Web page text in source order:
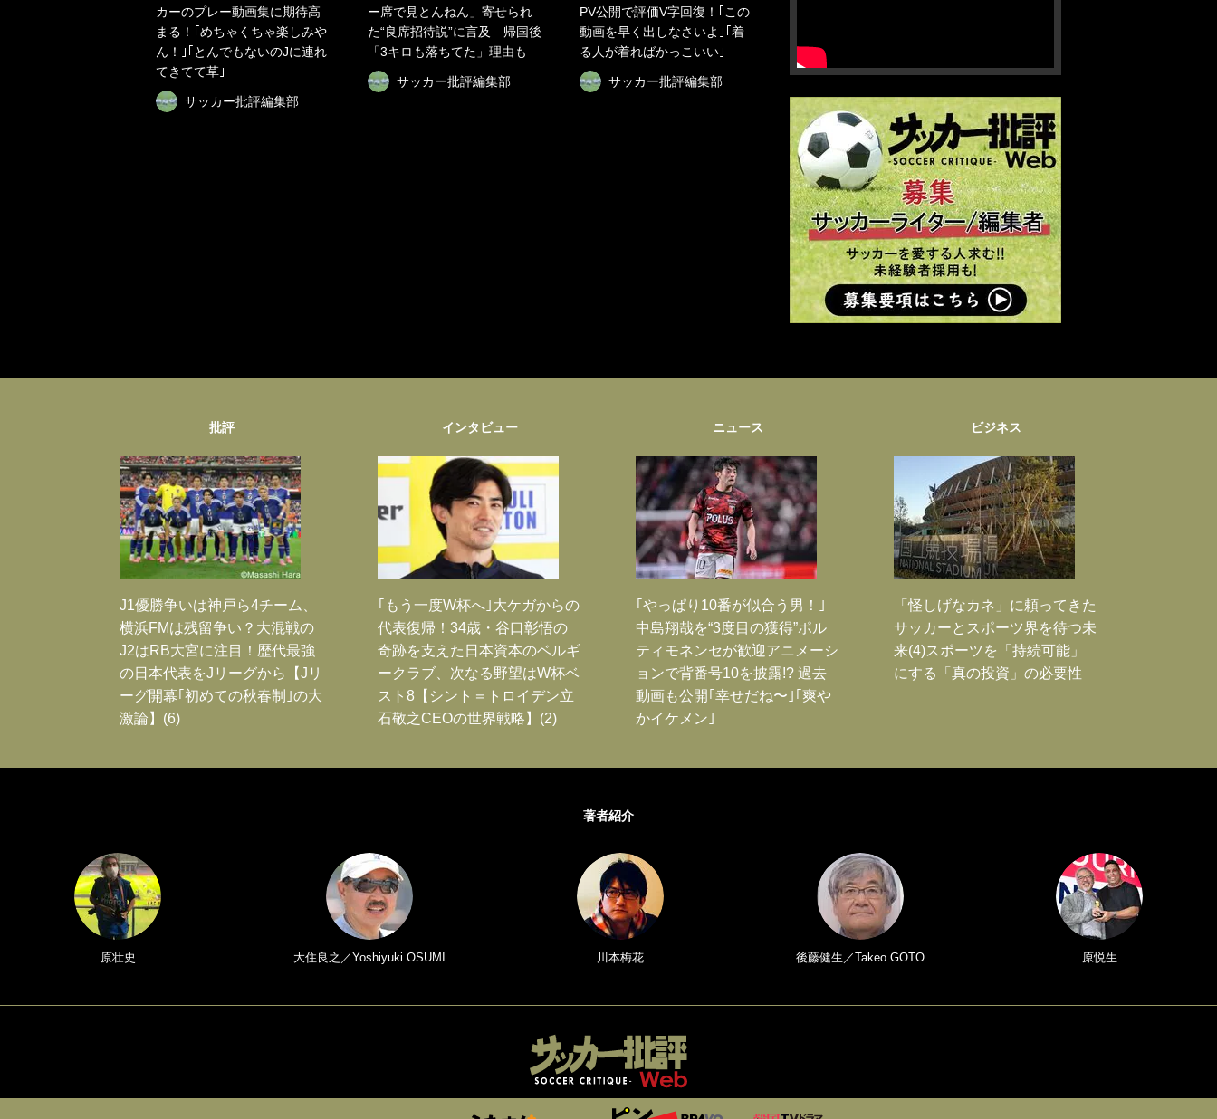
カーのプレー動画集に期待高
まる！｢めちゃくちゃ楽しみや
ん！｣｢とんでもないのJに連れ
てきてて草｣
サッカー批評編集部
ー席で見とんねん」寄せられ
た“良席招待説”に言及 帰国後
「3キロも落ちてた」理由も
サッカー批評編集部
PV公開で評価V字回復！｢この
動画を早く出しなさいよ｣｢着
る人が着ればかっこいい｣
サッカー批評編集部
批評
J1優勝争いは神戸ら4チーム、
横浜FMは残留争い？大混戦の
J2はRB大宮に注目！歴代最強
の日本代表をJリーグから【Jリ
ーグ開幕｢初めての秋春制｣の大
激論】(6)
インタビュー
｢もう一度W杯へ｣大ケガからの
代表復帰！34歳・谷口彰悟の
奇跡を支えた日本資本のベルギ
ークラブ、次なる野望はW杯ベ
スト8【シント＝トロイデン立
石敬之CEOの世界戦略】(2)
ニュース
｢やっぱり10番が似合う男！｣
中島翔哉を“3度目の獲得”ポル
ティモネンセが歓迎アニメーシ
ョンで背番号10を披露!? 過去
動画も公開｢幸せだね〜｣｢爽や
かイケメン｣
ビジネス
「怪しげなカネ」に頼ってきた
サッカーとスポーツ界を待つ未
来(4)スポーツを「持続可能」
にする「真の投資」の必要性
著者紹介
原壮史 大住良之／Yoshiyuki OSUMI 川本梅花 後藤健生／Takeo GOTO 原悦生